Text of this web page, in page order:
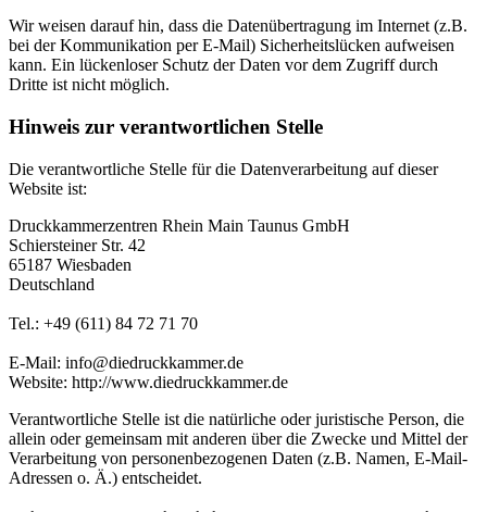
Wir weisen darauf hin, dass die Datenübertragung im Internet (z.B.
bei der Kommunikation per E-Mail) Sicherheitslücken aufweisen
kann. Ein lückenloser Schutz der Daten vor dem Zugriff durch
Dritte ist nicht möglich.
Hinweis zur verantwortlichen Stelle
Die verantwortliche Stelle für die Datenverarbeitung auf dieser
Website ist:
Druckkammerzentren Rhein Main Taunus GmbH
Schiersteiner Str. 42
65187 Wiesbaden
Deutschland
Tel.: +49 (611) 84 72 71 70
E-Mail: info@diedruckkammer.de
Website: http://www.diedruckkammer.de
Verantwortliche Stelle ist die natürliche oder juristische Person, die
allein oder gemeinsam mit anderen über die Zwecke und Mittel der
Verarbeitung von personenbezogenen Daten (z.B. Namen, E-Mail-
Adressen o. Ä.) entscheidet.